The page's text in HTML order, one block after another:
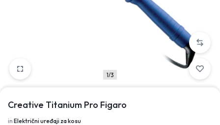
1/3
Creative Titanium Pro Figaro
in Električni uređaji za kosu